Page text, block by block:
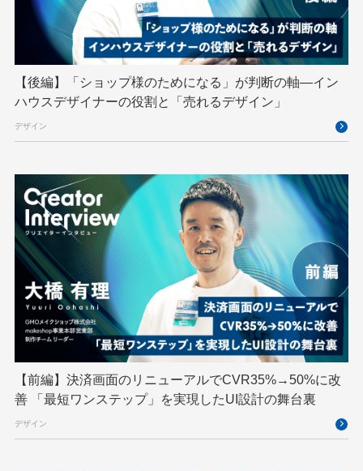
GMO大会議 GMO天秤AI Go GPUクラウド
GTB Hack-1グランプリ IETF iOS
ISUCON
Java JJUG JSAI2026 K8s
Kaigi on Rails
Perl PHPcon PHPerKaigi
Python RFC RPA Ruby
SECCON Selenium Spectrum Tokyo Meetup
splunk Takumi byGMO Terraform
TypeScript UI/UX vibe VLA VPN
VS Code XSS ZTNA
アドベントカレンダー
インターンシップ インハウス お名前.com
クリエイターインタビュー
【後編】「ショップ様のためになる」が判断の軸―イン
ハウスデザイナーの役割と「売れるデザイン」
デザイン
【前編】決済画面のリニューアルでCVR35%→50%に改
善 「最短ワンステップ」を実現したUI設計の舞台裏
デザイン